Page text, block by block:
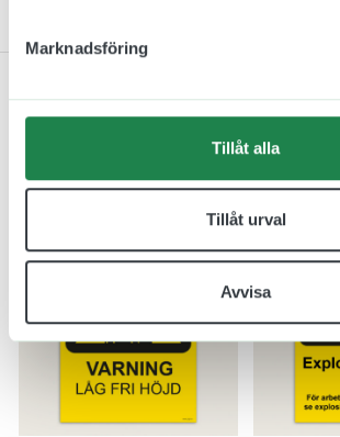
Marknadsföring
Tillåt alla
Tillåt urval
Avvisa
Relaterade produkter